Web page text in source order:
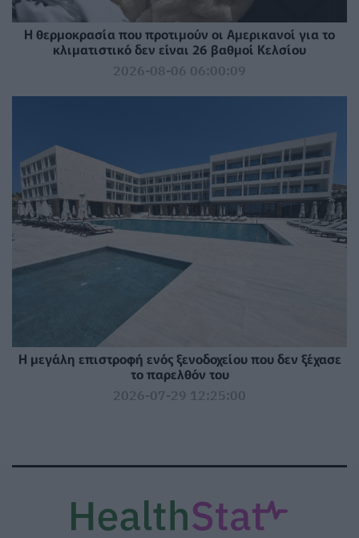
Η θερμοκρασία που προτιμούν οι Αμερικανοί για το
κλιματιστικό δεν είναι 26 βαθμοί Κελσίου
2026-08-06 06:00:09
Η μεγάλη επιστροφή ενός ξενοδοχείου που δεν ξέχασε
το παρελθόν του
2026-07-29 12:25:00